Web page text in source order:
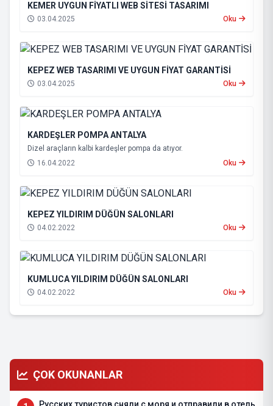
KEMER UYGUN FİYATLI WEB SİTESİ TASARIMI
03.04.2025 Oku
KEPEZ WEB TASARIMI VE UYGUN FİYAT GARANTİSİ
03.04.2025 Oku
KARDEŞLER POMPA ANTALYA
Dizel araçların kalbi kardeşler pompa da atıyor.
16.04.2022
Oku
KEPEZ YILDIRIM DÜĞÜN SALONLARI
04.02.2022 Oku
KUMLUCA YILDIRIM DÜĞÜN SALONLARI
04.02.2022 Oku
ÇOK OKUNANLAR